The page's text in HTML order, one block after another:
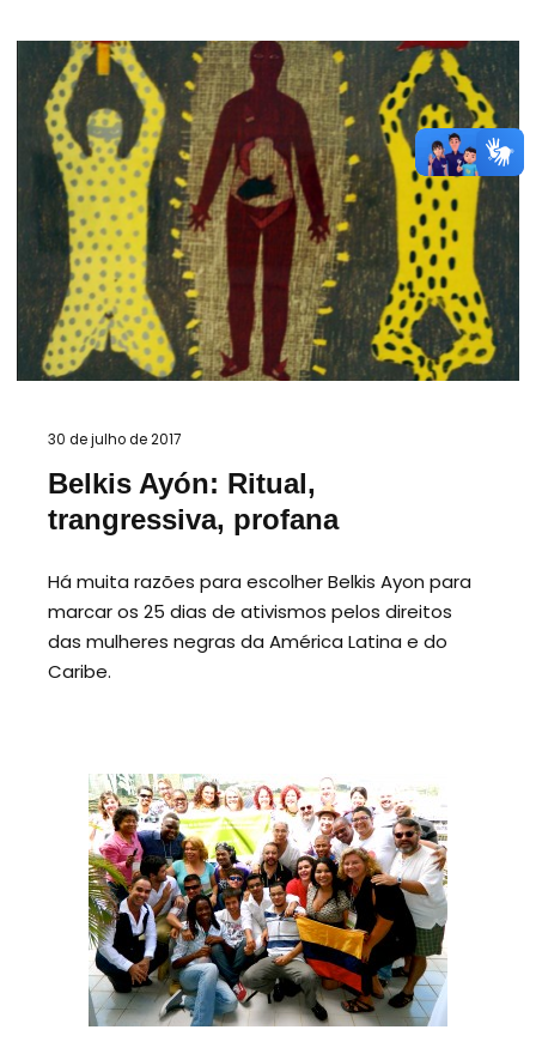
30 de julho de 2017
Belkis Ayón: Ritual,
trangressiva, profana
Há muita razões para escolher Belkis Ayon para
marcar os 25 dias de ativismos pelos direitos
das mulheres negras da América Latina e do
Caribe.